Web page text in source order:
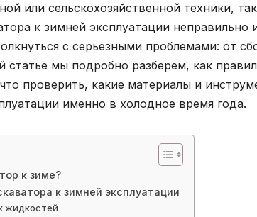
или сельскохозяйственной техники,
к зимней эксплуатации неправильно
с серьезными проблемами: от
мы подробно разберем, как
проверить, какие материалы и
именно в холодное время года.
к зиме?
к зимней эксплуатации
жидкостей